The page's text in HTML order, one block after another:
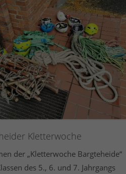
Kletterwoche
der „Kletterwoche Bargteheide“
des 5., 6. und 7. Jahrgangs